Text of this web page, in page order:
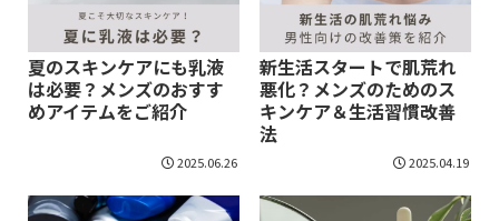
夏のスキンケアにも乳液
は必要？メンズのおすす
めアイテムをご紹介
2025.06.26
新生活スタートで肌荒れ
悪化？メンズのためのス
キンケア＆生活習慣改善
法
2025.04.19